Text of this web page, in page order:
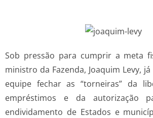
Sob pressão para cumprir a meta
ministro da Fazenda, Joaquim Levy,
equipe fechar as “torneiras” da
empréstimos e da autorização
endividamento de Estados e